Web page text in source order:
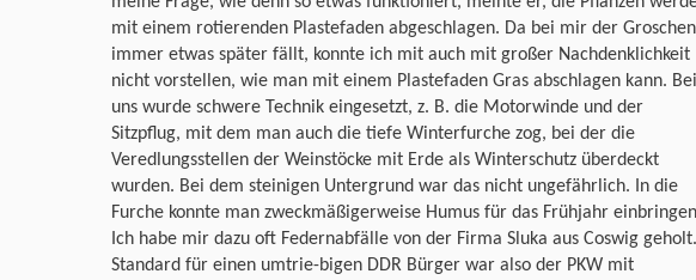
mit einem rotierenden Plastefaden abgeschlagen. Da bei mir der Groschen
immer etwas später fällt, konnte ich mit auch mit großer Nachdenklichkeit
nicht vorstellen, wie man mit einem Plastefaden Gras abschlagen kann. Bei
uns wurde schwere Technik eingesetzt, z. B. die Motorwinde und der
Sitzpflug, mit dem man auch die tiefe Winterfurche zog, bei der die
Veredlungsstellen der Weinstöcke mit Erde als Winterschutz überdeckt
wurden. Bei dem steinigen Untergrund war das nicht ungefährlich. In die
Furche konnte man zweckmäßigerweise Humus für das Frühjahr
Ich habe mir dazu oft Federnabfälle von der Firma Sluka aus Coswig geholt.
Standard für einen umtrie-bigen DDR Bürger war also der PKW mit